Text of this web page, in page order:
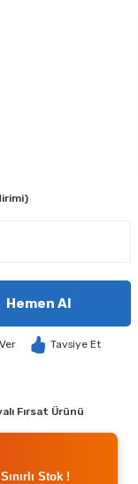
Hemen Al
Tavsiye Et
Fırsat Ürünü
Sınırlı Stok !